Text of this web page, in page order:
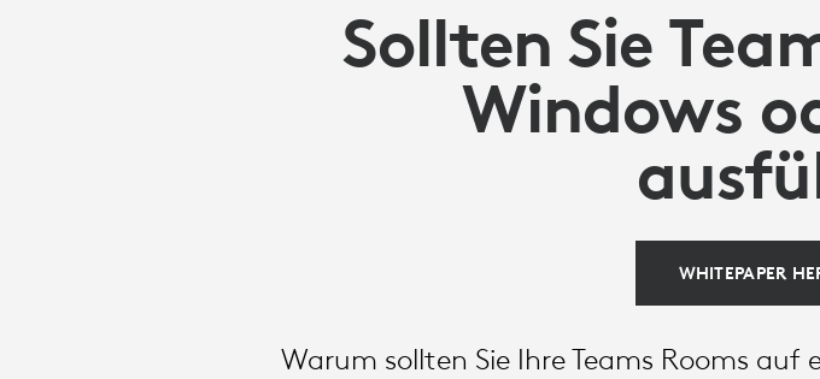
Sollten Sie
Windows
WHITEPAPER
Warum sollten Sie Ihre Teams Rooms